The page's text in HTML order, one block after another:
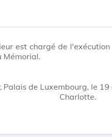
est chargé de
Mémorial.
Palais de Luxembourg, le
Charlotte.